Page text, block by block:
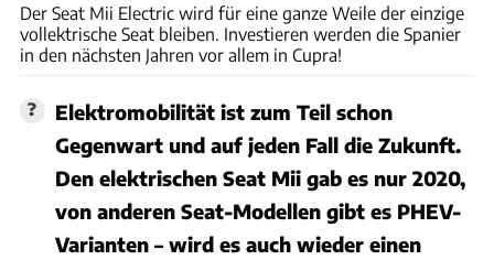
Der Seat Mii Electric wird für eine ganze Weile der einzige
vollektrische Seat bleiben. Investieren werden die Spanier
in den nächsten Jahren vor allem in Cupra!
Elektromobilität ist zum Teil schon
Gegenwart und auf jeden Fall die Zukunft.
Den elektrischen Seat Mii gab es nur 2020,
von anderen Seat-Modellen gibt es PHEV-
Varianten – wird es auch wieder einen